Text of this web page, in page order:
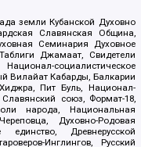
земли Кубанской Духовно
Славянская Община,
Семинария Духовное
Джамаат, Свидетели
социалистическое
Вилайат Кабарды, Балкарии
Пит Буль, Национал-
союз, Формат-18,
народа, Национальная
Духовно-Родовая
Древнерусской
Инглингов, Русский